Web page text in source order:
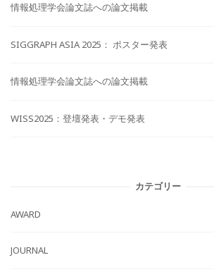
情報処理学会論文誌への論文掲載
SIGGRAPH ASIA 2025： ポスター発表
情報処理学会論文誌への論文掲載
WISS2025：登壇発表・デモ発表
カテゴリー
AWARD
JOURNAL